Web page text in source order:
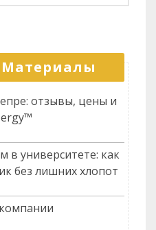
стратегии
отзывы, цены и
в университете: как
без лишних хлопот